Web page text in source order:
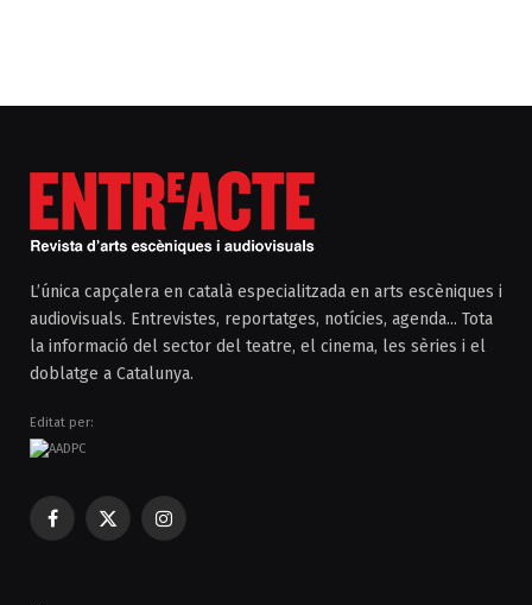
L’única capçalera en català especialitzada en arts escèniques i
audiovisuals. Entrevistes, reportatges, notícies, agenda... Tota
la informació del sector del teatre, el cinema, les sèries i el
doblatge a Catalunya.
Editat per:
Facebook
X
Instagram